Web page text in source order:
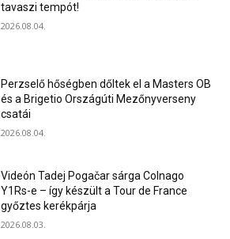
tavaszi tempót!
2026.08.04.
Perzselő hőségben dőltek el a Masters OB
és a Brigetio Országúti Mezőnyverseny
csatái
2026.08.04.
Videón Tadej Pogačar sárga Colnago
Y1Rs-e – így készült a Tour de France
győztes kerékpárja
2026.08.03.